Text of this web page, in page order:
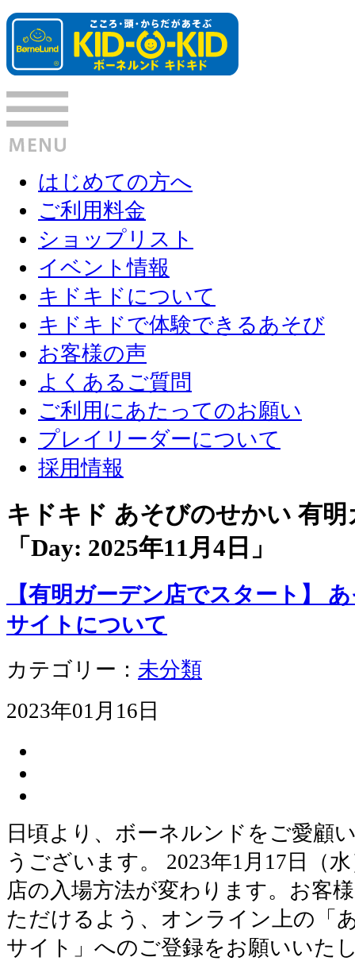
はじめての方へ
ご利用料金
ショップリスト
イベント情報
キドキドについて
キドキドで体験できるあそび
お客様の声
よくあるご質問
ご利用にあたってのお願い
プレイリーダーについて
採用情報
キドキド あそびのせかい 有
「Day: 2025年11月4日 」
【有明ガーデン店でスタート】
サイトについて
カテゴリー： 未分類
2023年01月16日
日頃より、ボーネルンドをご愛顧
うございます。 2023年1月17日（
店の入場方法が変わります。お客
ただけるよう、オンライン上の「
サイト」へのご登録をお願いいた